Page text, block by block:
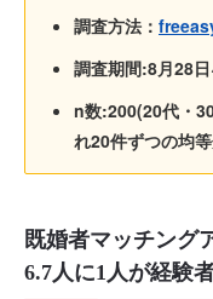
調査方法：
調査期間:8月28
n数:200(20代・
れ20件ずつの均
既婚者マッチング
6.7人に1人が経験